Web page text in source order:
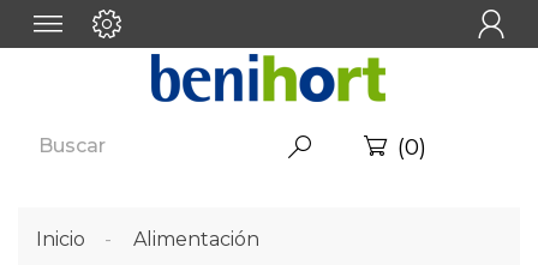

  (0)
Inicio Alimentación